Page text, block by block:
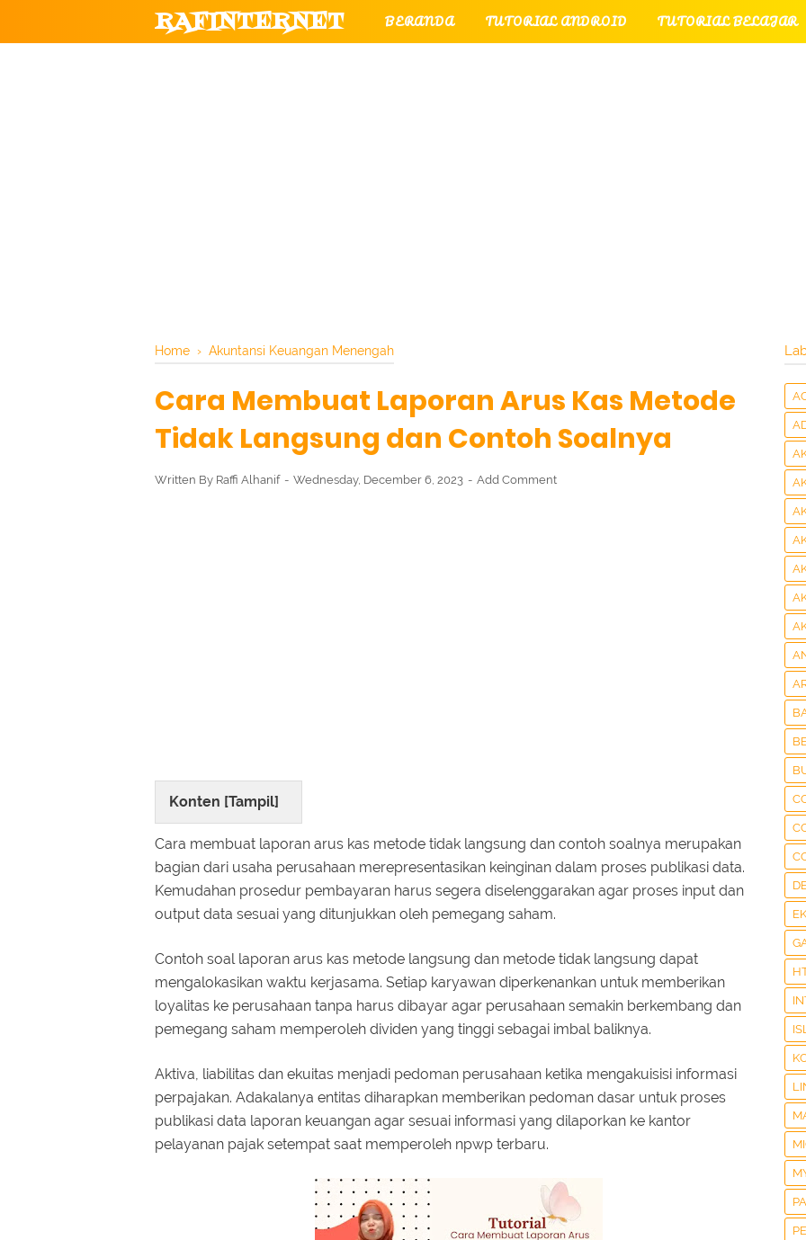
RAFINTERNET BERANDA TUTORIAL ANDROID TUTORIAL BELAJAR
Home › Akuntansi Keuangan Menengah
Cara Membuat Laporan Arus Kas Metode
Tidak Langsung dan Contoh Soalnya
Written By Raffi Alhanif Wednesday, December 6, 2023 Add Comment
Konten [Tampil]
Cara membuat laporan arus kas metode tidak langsung dan contoh soalnya merupakan
bagian dari usaha perusahaan merepresentasikan keinginan dalam proses publikasi data.
Kemudahan prosedur pembayaran harus segera diselenggarakan agar proses input dan
output data sesuai yang ditunjukkan oleh pemegang saham.
Contoh soal laporan arus kas metode langsung dan metode tidak langsung dapat
mengalokasikan waktu kerjasama. Setiap karyawan diperkenankan untuk memberikan
loyalitas ke perusahaan tanpa harus dibayar agar perusahaan semakin berkembang dan
pemegang saham memperoleh dividen yang tinggi sebagai imbal baliknya.
Aktiva, liabilitas dan ekuitas menjadi pedoman perusahaan ketika mengakuisisi informasi
perpajakan. Adakalanya entitas diharapkan memberikan pedoman dasar untuk proses
publikasi data laporan keuangan agar sesuai informasi yang dilaporkan ke kantor
pelayanan pajak setempat saat memperoleh npwp terbaru.